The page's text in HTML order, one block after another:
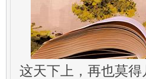
这天下上，再也莫